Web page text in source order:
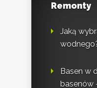
Remonty
Jaką
Basen w
basenów